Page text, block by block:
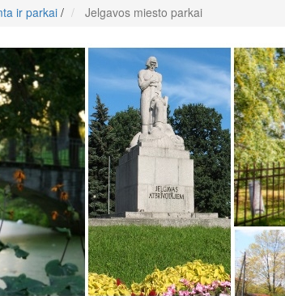
ir parkai / Jelgavos miesto parkai